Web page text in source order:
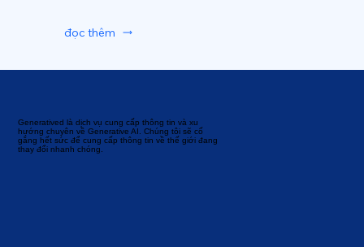
Generatived là dịch vụ cung cấp thông tin và xu
hướng chuyên về Generative AI. Chúng tôi sẽ cố
gắng hết sức để cung cấp thông tin về thế giới đang
thay đổi nhanh chóng.
đọc thêm